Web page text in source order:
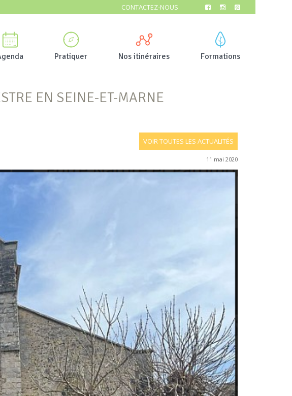
CONTACTEZ-NOUS
Pratiquer Nos itinéraires Formations
EN SEINE-ET-MARNE
VOIR TOUTES LES ACTUALITÉS
11 mai 2020